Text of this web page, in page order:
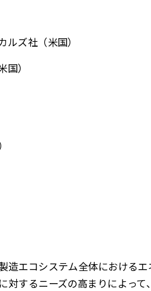
ズ社（米国）
）
造エコシステム全体における
するニーズの高まりによって